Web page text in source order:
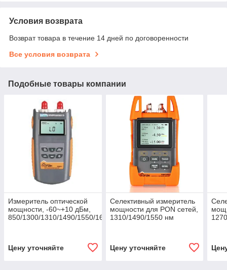
Условия возврата
Возврат товара в течение 14 дней по договоренности
Все условия возврата
Подобные товары компании
Измеритель оптической
мощности, -60~+10 дБм,
850/1300/1310/1490/1550/1625
Цену уточняйте
Селективный измеритель
мощности для PON сетей,
1310/1490/1550 нм
Цену уточняйте